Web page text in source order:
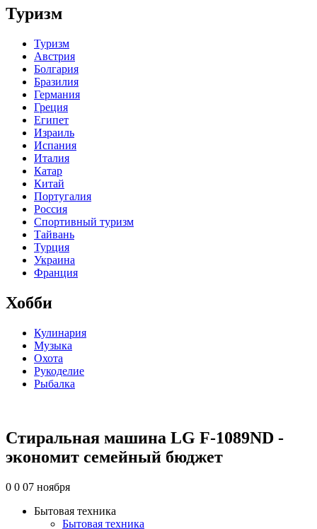
Туризм
Туризм
Австрия
Болгария
Бразилия
Германия
Греция
Египет
Израиль
Испания
Италия
Катар
Китай
Португалия
Россия
Спортивный туризм
Тайвань
Турция
Украина
Франция
Хобби
Кулинария
Музыка
Охота
Рукоделие
Рыбалка
Стиральная машина LG F-1089ND -
экономит семейный бюджет
0 0 07 ноября
Бытовая техника
Бытовая техника